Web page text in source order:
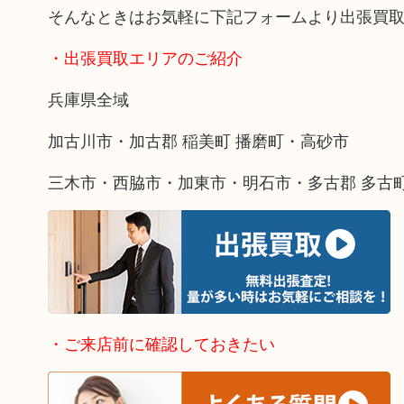
そんなときはお気軽に下記フォームより出張買
・出張買取エリアのご紹介
兵庫県全域
加古川市・加古郡 稲美町 播磨町・高砂市
三木市・西脇市・加東市・明石市・多古郡 多古
・ご来店前に確認しておきたい